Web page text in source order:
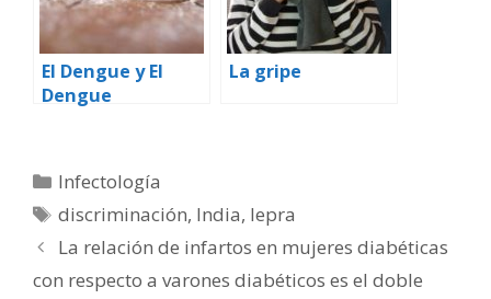
El Dengue y El
Dengue
La gripe
Categorías
Infectología
Etiquetas
discriminación, India, lepra
La relación de infartos en mujeres diabéticas
con respecto a varones diabéticos es el doble